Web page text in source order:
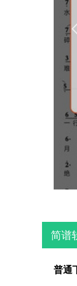
简谱
普通